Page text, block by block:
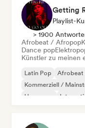
Getting
Playlist-
> 1900
Afrobeat / Afropop
Dance pop
Künstler zu meinen
Latin Pop
Kommerziell /
Hyperpop